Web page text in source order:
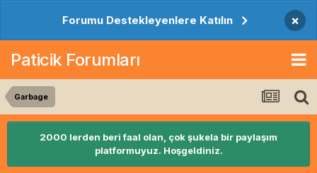
Forumu Destekleyenlere Katılın ×
Paticik Forumları
Garbage
2000 lerden beri faal olan, çok şukela bir paylaşım
platformuyuz. Hoşgeldiniz.